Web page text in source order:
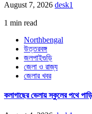
August 7, 2026 desk1
1 min read
Northbengal
উত্তরবঙ্গ
জলপাইগুড়ি
জেলা ও রাজ্য
জেলার খবর
কলাগাছের ভেলায় স্কুলের পথে